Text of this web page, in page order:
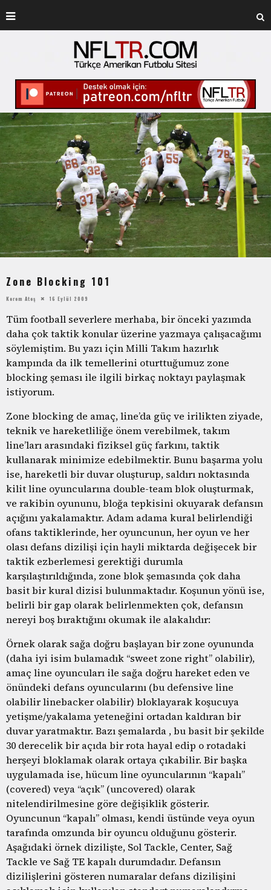
Zone Blocking 101
Kerem Ateş 16 Eylül 2009
Tüm football severlere merhaba, bir önceki yazımda
daha çok taktik konular üzerine yazmaya çalışacağımı
söylemiştim. Bu yazı için Milli Takım hazırlık
kampında da ilk temellerini oturttuğumuz zone
blocking şeması ile ilgili birkaç noktayı paylaşmak
istiyorum.
Zone blocking de amaç, line’da güç ve irilikten ziyade,
teknik ve hareketliliğe önem verebilmek, takım
line’ları arasındaki fiziksel güç farkını, taktik
kullanarak minimize edebilmektir. Bunu başarma yolu
ise, hareketli bir duvar oluşturup, saldırı noktasında
kilit line oyuncularına double-team blok oluşturmak,
ve rakibin oyununu, bloğa tepkisini okuyarak defansın
açığını yakalamaktır. Adam adama kural belirlendiği
ofans taktiklerinde, her oyuncunun, her oyun ve her
olası defans dizilişi için hayli miktarda değişecek bir
taktik ezberlemesi gerektiği durumla
karşılaştırıldığında, zone blok şemasında çok daha
basit bir kural dizisi bulunmaktadır. Koşunun yönü ise,
belirli bir gap olarak belirlenmekten çok, defansın
nereyi boş bıraktığını okumak ile alakalıdır:
Örnek olarak sağa doğru başlayan bir zone oyununda
(daha iyi isim bulamadık “sweet zone right” olabilir),
amaç line oyuncuları ile sağa doğru hareket eden ve
önündeki defans oyuncularını (bu defensive line
olabilir linebacker olabilir) bloklayarak koşucuya
yetişme/yakalama yeteneğini ortadan kaldıran bir
duvar yaratmaktır. Bazı şemalarda , bu basit bir şekilde
30 derecelik bir açıda bir rota hayal edip o rotadaki
herşeyi bloklamak olarak ortaya çıkabilir. Bir başka
uygulamada ise, hücum line oyuncularının “kapalı”
(covered) veya “açık” (uncovered) olarak
nitelendirilmesine göre değişiklik gösterir.
Oyuncunun “kapalı” olması, kendi üstünde veya oyun
tarafında omzunda bir oyuncu olduğunu gösterir.
Aşağıdaki örnek dizilişte, Sol Tackle, Center, Sağ
Tackle ve Sağ TE kapalı durumdadır. Defansın
dizilişlerini gösteren numaralar defans dizilişini